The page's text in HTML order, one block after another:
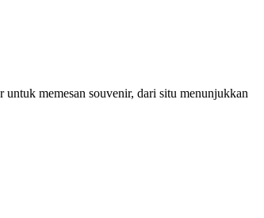
memesan souvenir, dari situ menunjukkan